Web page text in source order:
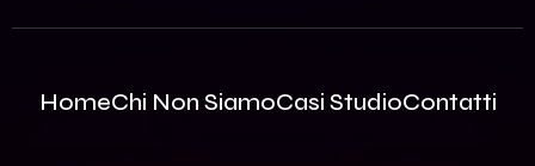
HomeChi Non SiamoCasi StudioContatti